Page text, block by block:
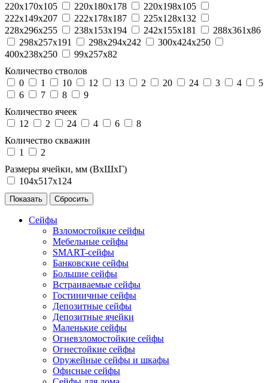
220x170x105
220x180x178
220x198x105
222x149x207
222x178x187
225x128x132
228x296x255
238x153x194 242x155x181
288x361x86
298x257x191
298x294x242
300x424x250
400x238x250
99x257x82
Количество стволов
0
1 10 12 13 2 20 24 3 4
5
6
7 8
9
Количество ячеек
12
2 24 4 6
8
Количество скважин
1
2
Размеры ячейки, мм (ВхШхГ)
104х517х124
Сейфы
Взломостойкие сейфы
Мебельные сейфы
SMART-сейфы
Банковские сейфы
Большие сейфы
Встраиваемые сейфы
Гостиничные сейфы
Депозитные сейфы
Депозитные ячейки
Маленькие сейфы
Огневзломостойкие сейфы
Огнестойкие сейфы
Оружейные сейфы и шкафы
Офисные сейфы